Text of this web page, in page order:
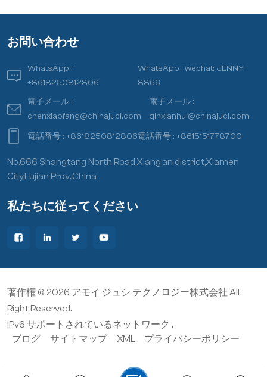
お問い合わせ
WhatsApp :
+8618250812806
WhatsApp :wechat: JENNY-
8866
電子メール :
chenxiaofang@chinajuci.com
電子メール :
qinxianhui@chinajuci.com
電話番号 :+8618250812806電話番号 :+8615151778700
No.666 Shangtang North Road,Xiang’an district,Xiamen
City,Fujian Prov.,China
私たちに従ってください
著作権 © 2026 アモイ ジュシ テクノロジー株式会社 All
Right Reserved.
IPv6 サポートされているネットワーク .
ブログ
サイトマップ XML プライバシーポリシー